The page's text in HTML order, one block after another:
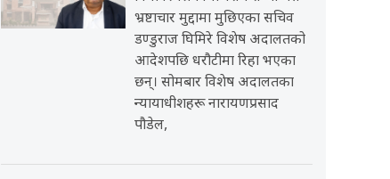
भ्रष्टाचार मुद्दामा मुछिएका सचिव
डण्डुराज घिमिरे विशेष अदालतको
आदेशपछि धरौटीमा रिहा भएका
छन्। सोमबार विशेष अदालतका
न्यायाधीशहरू नारायणप्रसाद
पौडेल,